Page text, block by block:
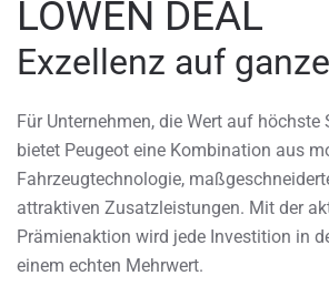
LÖWEN DEAL
Exzellenz auf
Für Unternehmen, die Wert auf höchste
bietet Peugeot eine Kombination aus
Fahrzeugtechnologie,
attraktiven Zusatzleistungen. Mit der
Prämienaktion wird jede Investition in
einem echten Mehrwert.